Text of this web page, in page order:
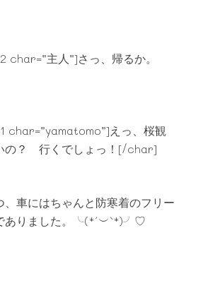
char=”主人”]さっ、帰るか。
char=”yamatomo”]えっ、桜観
の？ 行くでしょっ！[/char]
、車にはちゃんと防寒着のフリー
ありました。╰(*´︶`*)╯♡